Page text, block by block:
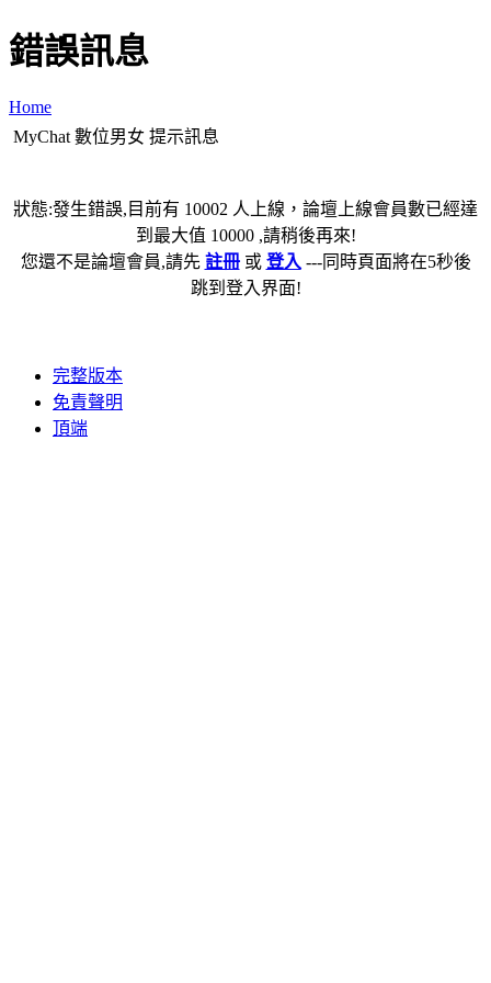
錯誤訊息
Home
MyChat 數位男女 提示訊息
狀態:發生錯誤,目前有 10002 人上線，論壇上線會員數已經達
到最大值 10000 ,請稍後再來!
您還不是論壇會員,請先 註冊或 登入 ---同時頁面將在5秒後
跳到登入界面!
完整版本
免責聲明
頂端